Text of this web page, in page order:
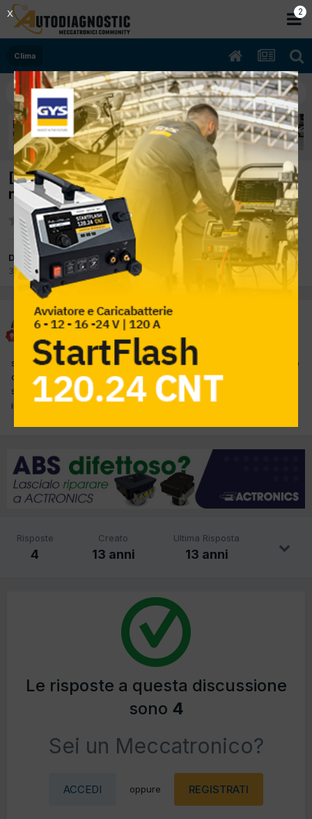
Clima
[fiesta 03/2011 1400cc hhjd 66Kw Diesel]
non funziona flusso aria interno
Da alessandro 3326
3 Gennaio 2013 in Clima
alessandro 3326
3 Gennaio 2013
salve ragazzi a questa fiesta non funzionano i comandi del flusso
dell'aria interna, ha il clima elettronico le funzioni le fa e anche
sul display le segna ma l'aria viene solo dalle bocchette centrali
in diagnosi non da' niente e' successo a qualcuno?
Risposte
4
Creato
13 anni
Ultima Risposta
13 anni
Le risposte a questa discussione
sono 4
Sei un Meccatronico?
ACCEDI oppure REGISTRATI
2
X